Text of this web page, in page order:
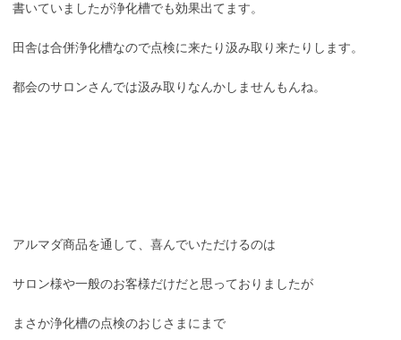
書いていましたが浄化槽でも効果出てます。
田舎は合併浄化槽なので点検に来たり汲み取り来たりします。
都会のサロンさんでは汲み取りなんかしませんもんね。
アルマダ商品を通して、喜んでいただけるのは
サロン様や一般のお客様だけだと思っておりましたが
まさか浄化槽の点検のおじさまにまで